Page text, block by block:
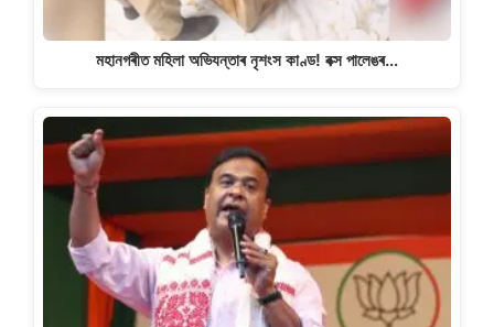
মহানগৰীত মহিলা অভিযন্তাৰ নৃশংস কাণ্ড! বক্স পালেঙৰ…